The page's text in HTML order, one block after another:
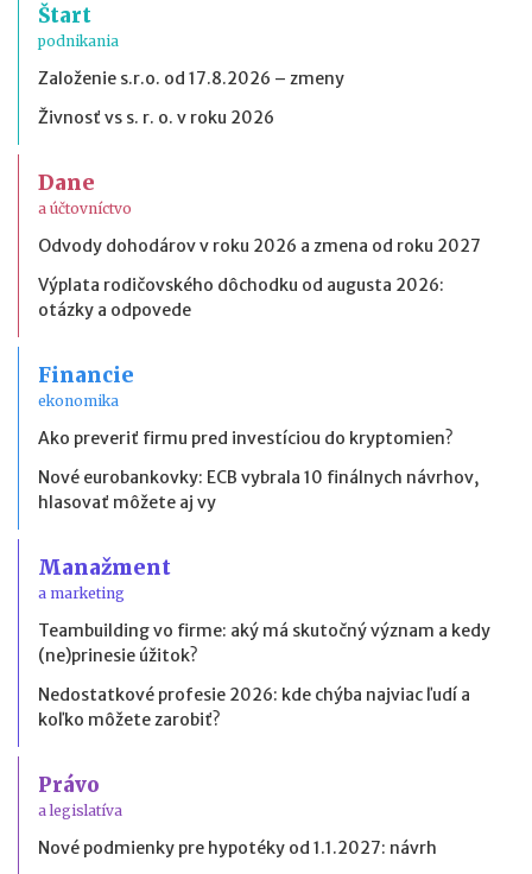
Štart
podnikania
Založenie s.r.o. od 17.8.2026 – zmeny
Živnosť vs s. r. o. v roku 2026
Dane
a účtovníctvo
Odvody dohodárov v roku 2026 a zmena od roku 2027
Výplata rodičovského dôchodku od augusta 2026:
otázky a odpovede
Financie
ekonomika
Ako preveriť firmu pred investíciou do kryptomien?
Nové eurobankovky: ECB vybrala 10 finálnych návrhov,
hlasovať môžete aj vy
Manažment
a marketing
Teambuilding vo firme: aký má skutočný význam a kedy
(ne)prinesie úžitok?
Nedostatkové profesie 2026: kde chýba najviac ľudí a
koľko môžete zarobiť?
Právo
a legislatíva
Nové podmienky pre hypotéky od 1.1.2027: návrh